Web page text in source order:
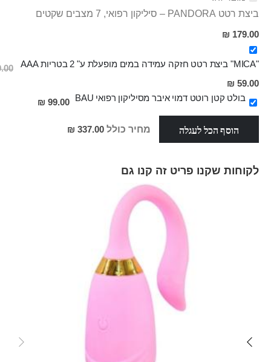
ביצת רטט PANDORA – סיליקון רפואי, 7 מצבים שקטים
179.00 ₪
"MICA" ביצת רטט חזקה עמידה במים מופעלת ע" 2 בטריות AAA ₪
מחיר
מבצע
59.00 ₪
בולט קטן רוטט דמוי איבר מסיליקון רפואי BAU
99.00 ₪
הוסף הכל לעגלה מחיר כולל 337.00 ₪
לקוחות שקנו פריט זה קנו גם